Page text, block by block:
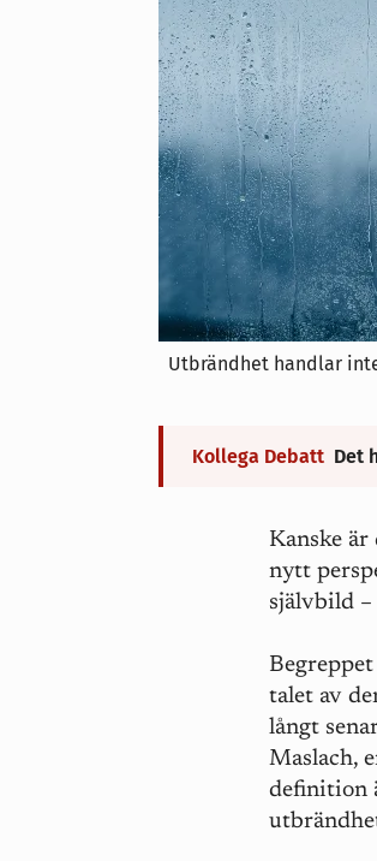
Utbrändhet handlar
Kollega Debatt Det
Kanske är
nytt
självbild
talet av
långt
Maslach,
definition